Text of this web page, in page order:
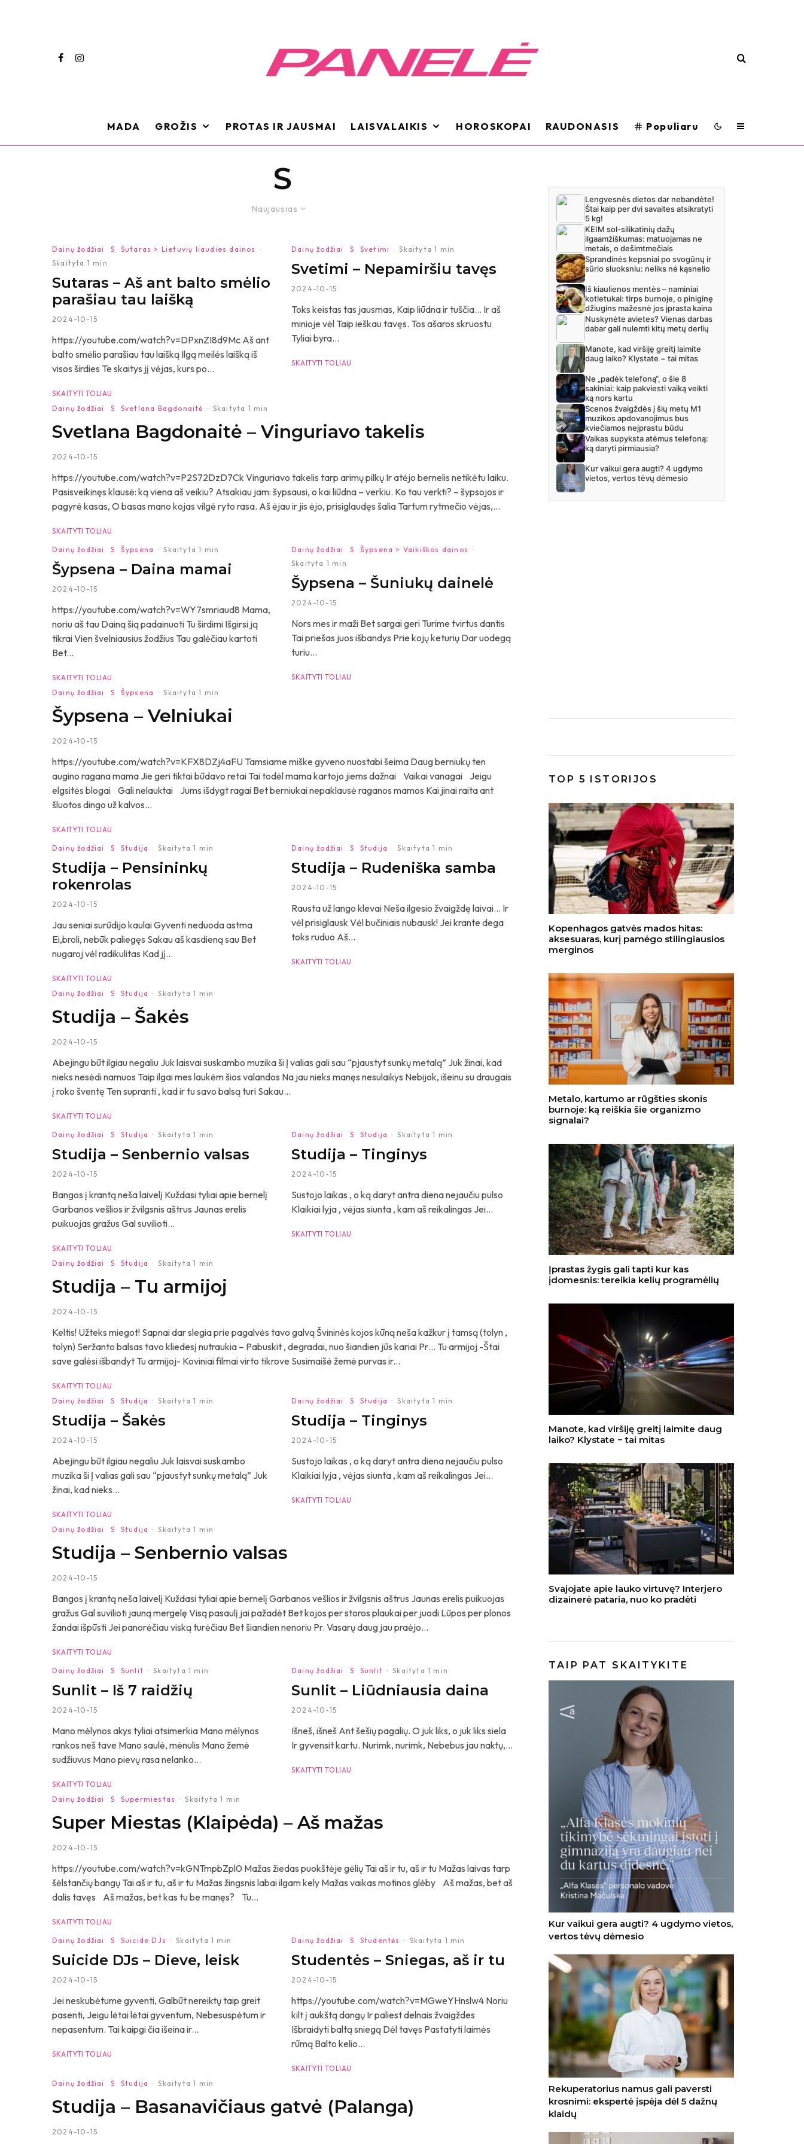
MADA GROŽIS PROTAS IR JAUSMAI LAISVALAIKIS HOROSKOPAI RAUDONASIS Populiaru
S
Naujausias
Dainų žodžiai S Sutaras > Lietuvių liaudies dainos
·
Skaityta 1 min
Sutaras – Aš ant balto smėlio
parašiau tau laišką
2024-10-15
https://youtube.com/watch?v=DPxnZI8d9Mc Aš ant
balto smėlio parašiau tau laišką Ilgą meilės laišką iš
visos širdies Te skaitys jį vėjas, kurs po...
SKAITYTI TOLIAU
Dainų žodžiai S Svetimi · Skaityta 1 min
Svetimi – Nepamiršiu tavęs
2024-10-15
Toks keistas tas jausmas, Kaip liūdna ir tuščia… Ir aš
minioje vėl Taip ieškau tavęs. Tos ašaros skruostu
Tyliai byra...
SKAITYTI TOLIAU
Dainų žodžiai S Svetlana Bagdonaitė · Skaityta 1 min
Svetlana Bagdonaitė – Vinguriavo takelis
2024-10-15
https://youtube.com/watch?v=P2S72DzD7Ck Vinguriavo takelis tarp arimų pilkų Ir atėjo bernelis netikėtu laiku.
Pasisveikinęs klausė: ką viena aš veikiu? Atsakiau jam: šypsausi, o kai liūdna – verkiu. Ko tau verkti? – šypsojos ir
pagyrė kasas, O basas mano kojas vilgė ryto rasa. Aš ėjau ir jis ėjo, prisiglaudęs šalia Tartum rytmečio vėjas,...
SKAITYTI TOLIAU
Dainų žodžiai S Šypsena · Skaityta 1 min
Šypsena – Daina mamai
2024-10-15
https://youtube.com/watch?v=WY7smriaud8 Mama,
noriu aš tau Dainą šią padainuoti Tu širdimi Išgirsi ją
tikrai Vien švelniausius žodžius Tau galėčiau kartoti
Bet...
SKAITYTI TOLIAU
Dainų žodžiai S Šypsena > Vaikiškos dainos
·
Skaityta 1 min
Šypsena – Šuniukų dainelė
2024-10-15
Nors mes ir maži Bet sargai geri Turime tvirtus dantis
Tai priešas juos išbandys Prie kojų keturių Dar uodegą
turiu...
SKAITYTI TOLIAU
Dainų žodžiai
S Šypsena · Skaityta 1 min
Šypsena – Velniukai
2024-10-15
https://youtube.com/watch?v=KFX8DZj4aFU Tamsiame miške gyveno nuostabi šeima Daug berniukų ten
augino ragana mama Jie geri tiktai būdavo retai Tai todėl mama kartojo jiems dažnai Vaikai vanagai Jeigu
elgsitės blogai Gali nelauktai Jums išdygt ragai Bet berniukai nepaklausė raganos mamos Kai jinai raita ant
šluotos dingo už kalvos...
SKAITYTI TOLIAU
Dainų žodžiai S Studija · Skaityta 1 min
Studija – Pensininkų
rokenrolas
2024-10-15
Jau seniai surūdijo kaulai Gyventi neduoda astma
Ei,broli, nebūk paliegęs Sakau aš kasdieną sau Bet
nugaroj vėl radikulitas Kad jį...
SKAITYTI TOLIAU
Dainų žodžiai S Studija · Skaityta 1 min
Studija – Rudeniška samba
2024-10-15
Rausta už lango klevai Neša ilgesio žvaigždę laivai… Ir
vėl prisiglausk Vėl bučiniais nubausk! Jei krante dega
toks ruduo Aš...
SKAITYTI TOLIAU
Dainų žodžiai S Studija · Skaityta 1 min
Studija – Šakės
2024-10-15
Abejingu būt ilgiau negaliu Juk laisvai suskambo muzika ši Į valias gali sau “pjaustyt sunkų metalą” Juk žinai, kad
nieks nesėdi namuos Taip ilgai mes laukėm šios valandos Na jau nieks manęs nesulaikys Nebijok, išeinu su draugais
į roko šventę Ten supranti , kad ir tu savo balsą turi Sakau...
SKAITYTI TOLIAU
Dainų žodžiai S Studija · Skaityta 1 min
Studija – Senbernio valsas
2024-10-15
Bangos į krantą neša laivelį Kuždasi tyliai apie bernelį
Garbanos vešlios ir žvilgsnis aštrus Jaunas erelis
puikuojas gražus Gal suvilioti...
SKAITYTI TOLIAU
Dainų žodžiai S Studija · Skaityta 1 min
Studija – Tinginys
2024-10-15
Sustojo laikas , o ką daryt antra diena nejaučiu pulso
Klaikiai lyja , vėjas siunta , kam aš reikalingas Jei...
SKAITYTI TOLIAU
Dainų žodžiai S Studija · Skaityta 1 min
Studija – Tu armijoj
2024-10-15
Keltis! Užteks miegot! Sapnai dar slegia prie pagalvės tavo galvą Švininės kojos kūną neša kažkur į tamsą (tolyn ,
tolyn) Seržanto balsas tavo kliedesį nutraukia – Pabuskit , degradai, nuo šiandien jūs kariai Pr… Tu armijoj -Štai
save galėsi išbandyt Tu armijoj- Koviniai filmai virto tikrove Susimaišė žemė purvas ir...
SKAITYTI TOLIAU
Dainų žodžiai
S Studija · Skaityta 1 min
Studija – Šakės
2024-10-15
Abejingu būt ilgiau negaliu Juk laisvai suskambo
muzika ši Į valias gali sau “pjaustyt sunkų metalą” Juk
žinai, kad nieks...
SKAITYTI TOLIAU
Dainų žodžiai S Studija · Skaityta 1 min
Studija – Tinginys
2024-10-15
Sustojo laikas , o ką daryt antra diena nejaučiu pulso
Klaikiai lyja , vėjas siunta , kam aš reikalingas Jei...
SKAITYTI TOLIAU
Dainų žodžiai S Studija · Skaityta 1 min
Studija – Senbernio valsas
2024-10-15
Bangos į krantą neša laivelį Kuždasi tyliai apie bernelį Garbanos vešlios ir žvilgsnis aštrus Jaunas erelis puikuojas
gražus Gal suvilioti jauną mergelę Visą pasaulį jai pažadėt Bet kojos per storos plaukai per juodi Lūpos per plonos
žandai išpūsti Jei panorėčiau viską turėčiau Bet šiandien nenoriu Pr. Vasarų daug jau praėjo...
SKAITYTI TOLIAU
Dainų žodžiai S Sunlit · Skaityta 1 min
Sunlit – Iš 7 raidžių
2024-10-15
Mano mėlynos akys tyliai atsimerkia Mano mėlynos
rankos neš tave Mano saulė, mėnulis Mano žemė
sudžiuvus Mano pievų rasa nelanko...
SKAITYTI TOLIAU
Dainų žodžiai S Sunlit · Skaityta 1 min
Sunlit – Liūdniausia daina
2024-10-15
Išneš, išneš Ant šešių pagalių. O juk liks, o juk liks siela
Ir gyvensit kartu. Nurimk, nurimk, Nebebus jau naktų,...
SKAITYTI TOLIAU
Dainų žodžiai S Supermiestas · Skaityta 1 min
Super Miestas (Klaipėda) – Aš mažas
2024-10-15
https://youtube.com/watch?v=kGNTmpbZpl0 Mažas žiedas puokštėje gėlių Tai aš ir tu, aš ir tu Mažas laivas tarp
šėlstančių bangų Tai aš ir tu, aš ir tu Mažas žingsnis labai ilgam kely Mažas vaikas motinos glėby Aš mažas, bet aš
dalis tavęs Aš mažas, bet kas tu be manęs? Tu...
SKAITYTI TOLIAU
Dainų žodžiai S Suicide DJs · Skaityta 1 min
Suicide DJs – Dieve, leisk
2024-10-15
Jei neskubėtume gyventi, Galbūt nereiktų taip greit
pasenti, Jeigu lėtai lėtai gyventum, Nebesuspėtum ir
nepasentum. Tai kaipgi čia išeina ir...
SKAITYTI TOLIAU
Dainų žodžiai S Studentės · Skaityta 1 min
Studentės – Sniegas, aš ir tu
2024-10-15
https://youtube.com/watch?v=MGweYHnslw4 Noriu
kilt į aukštą dangų Ir paliest delnais žvaigždes
Išbraidyti baltą sniegą Dėl tavęs Pastatyti laimės
rūmą Balto kelio...
SKAITYTI TOLIAU
Dainų žodžiai
S Studija · Skaityta 1 min
Studija – Basanavičiaus gatvė (Palanga)
2024-10-15
TOP 5 ISTORIJOS
Kopenhagos gatvės mados hitas:
aksesuaras, kurį pamėgo stilingiausios
merginos
Metalo, kartumo ar rūgšties skonis
burnoje: ką reiškia šie organizmo
signalai?
Įprastas žygis gali tapti kur kas
įdomesnis: tereikia kelių programėlių
Manote, kad viršiję greitį laimite daug
laiko? Klystate − tai mitas
Svajojate apie lauko virtuvę? Interjero
dizainerė pataria, nuo ko pradėti
TAIP PAT SKAITYKITE
Kur vaikui gera augti? 4 ugdymo vietos,
vertos tėvų dėmesio
Rekuperatorius namus gali paversti
krosnimi: ekspertė įspėja dėl 5 dažnų
klaidų